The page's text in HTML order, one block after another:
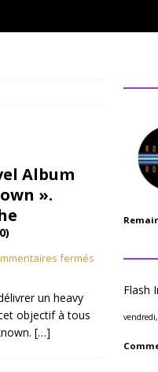
Album
».
fermés
un heavy
objectif à tous
[…]
Flash